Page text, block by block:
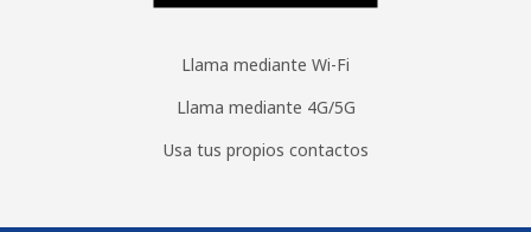
Llama mediante Wi-Fi
Llama mediante 4G/5G
Usa tus propios contactos